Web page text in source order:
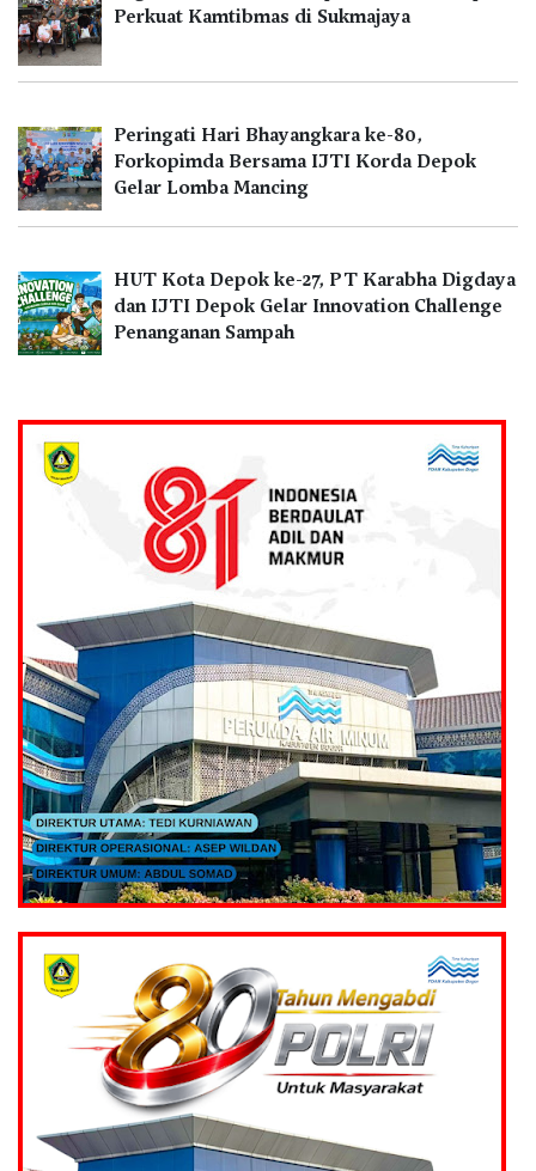
Perkuat Kamtibmas di Sukmajaya
Peringati Hari Bhayangkara ke-80,
Forkopimda Bersama IJTI Korda Depok
Gelar Lomba Mancing
HUT Kota Depok ke-27, PT Karabha Digdaya
dan IJTI Depok Gelar Innovation Challenge
Penanganan Sampah